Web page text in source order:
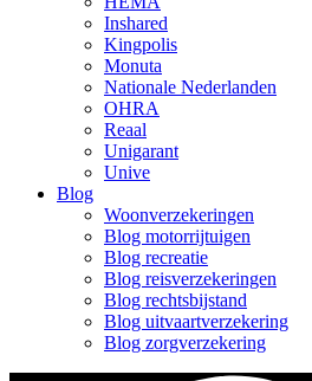
Inshared
Kingpolis
Monuta
Nationale Nederlanden
OHRA
Reaal
Unigarant
Unive
Blog
Woonverzekeringen
Blog motorrijtuigen
Blog recreatie
Blog reisverzekeringen
Blog rechtsbijstand
Blog uitvaartverzekering
Blog zorgverzekering